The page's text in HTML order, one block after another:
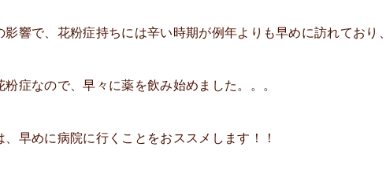
影響で、花粉症持ちには辛い時期が例年よりも早めに訪れており、
粉症なので、早々に薬を飲み始めました。。。
、早めに病院に行くことをおススメします！！